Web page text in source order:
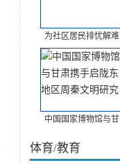
为社区居民排忧解难
中国国家博物馆与甘
体育/教育